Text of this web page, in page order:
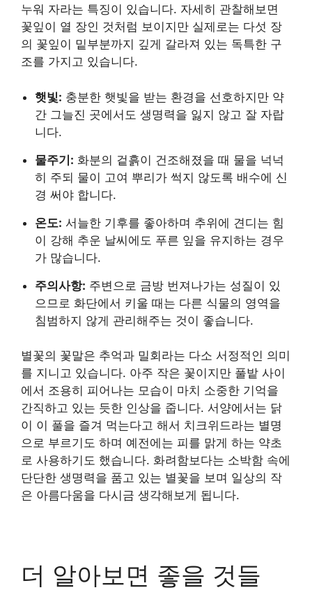
누워 자라는 특징이 있습니다. 자세히 관찰해보면
꽃잎이 열 장인 것처럼 보이지만 실제로는 다섯 장
의 꽃잎이 밑부분까지 깊게 갈라져 있는 독특한 구
조를 가지고 있습니다.
햇빛: 충분한 햇빛을 받는 환경을 선호하지만 약
간 그늘진 곳에서도 생명력을 잃지 않고 잘 자랍
니다.
물주기: 화분의 겉흙이 건조해졌을 때 물을 넉넉
히 주되 물이 고여 뿌리가 썩지 않도록 배수에 신
경 써야 합니다.
온도: 서늘한 기후를 좋아하며 추위에 견디는 힘
이 강해 추운 날씨에도 푸른 잎을 유지하는 경우
가 많습니다.
주의사항: 주변으로 금방 번져나가는 성질이 있
으므로 화단에서 키울 때는 다른 식물의 영역을
침범하지 않게 관리해주는 것이 좋습니다.
별꽃의 꽃말은 추억과 밀회라는 다소 서정적인 의미
를 지니고 있습니다. 아주 작은 꽃이지만 풀밭 사이
에서 조용히 피어나는 모습이 마치 소중한 기억을
간직하고 있는 듯한 인상을 줍니다. 서양에서는 닭
이 이 풀을 즐겨 먹는다고 해서 치크위드라는 별명
으로 부르기도 하며 예전에는 피를 맑게 하는 약초
로 사용하기도 했습니다. 화려함보다는 소박함 속에
단단한 생명력을 품고 있는 별꽃을 보며 일상의 작
은 아름다움을 다시금 생각해보게 됩니다.
더 알아보면 좋을 것들